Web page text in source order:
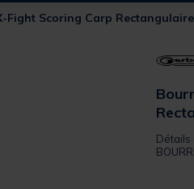
Fight Scoring Carp
Détails